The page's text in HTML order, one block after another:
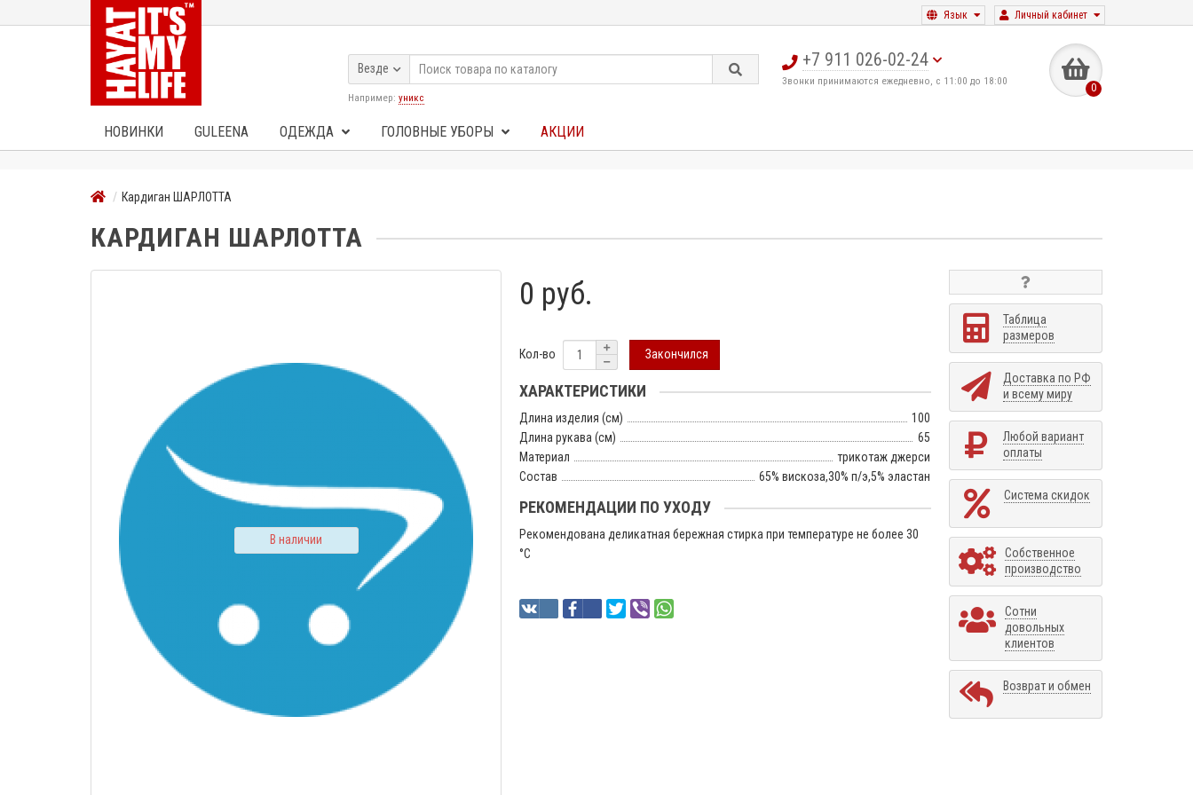
Личный кабинет
Язык
+7 911 026-02-24
Звонки принимаются ежедневно, с 11:00 до 18:00 0
Везде
Например: уникс
НОВИНКИ GULEENA ОДЕЖДА ГОЛОВНЫЕ УБОРЫ АКЦИИ
Кардиган ШАРЛОТТА
КАРДИГАН ШАРЛОТТА
В наличии
0 руб.
Кол-во Закончился
ХАРАКТЕРИСТИКИ
Длина изделия (см)
100
Длина рукава (см)
65
Материал
трикотаж джерси
Состав
65% вискоза,30% п/э,5% эластан
РЕКОМЕНДАЦИИ ПО УХОДУ
Рекомендована деликатная бережная стирка при температуре не более 30
°C
Таблица
размеров
Доставка по РФ
и всему миру
Любой вариант
оплаты
Система скидок
Собственное
производство
Сотни
довольных
клиентов
Возврат и обмен